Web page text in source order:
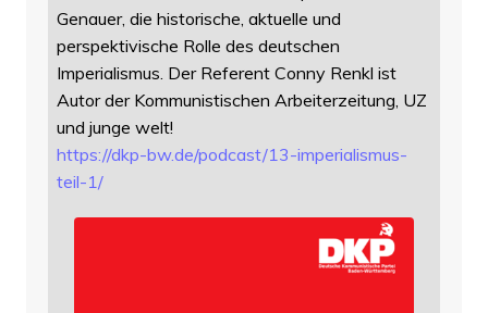
Genauer, die historische, aktuelle und
perspektivische Rolle des deutschen
Imperialismus. Der Referent Conny Renkl ist
Autor der Kommunistischen Arbeiterzeitung, UZ
und junge welt!
https://dkp-bw.de/podcast/13-imperialismus-
teil-1/